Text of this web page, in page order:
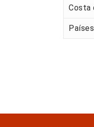
Costa